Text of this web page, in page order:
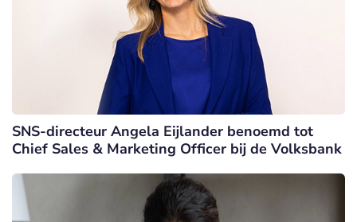
SNS-directeur Angela Eijlander benoemd tot
Chief Sales & Marketing Officer bij de Volksbank